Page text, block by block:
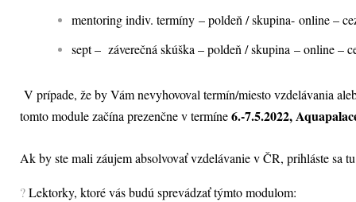
mentoring indiv. termíny – poldeň / skupina- online –
sept – záverečná skúška – poldeň / skupina – online –
V prípade, že by Vám nevyhovoval termín/miesto vzdelávania
tomto module začína prezenčne v termíne6.-7.5.2022,
Ak by ste mali záujem absolvovať vzdelávanie v ČR, prihláste sa
?Lektorky, ktoré vás budú sprevádzať týmto modulom: